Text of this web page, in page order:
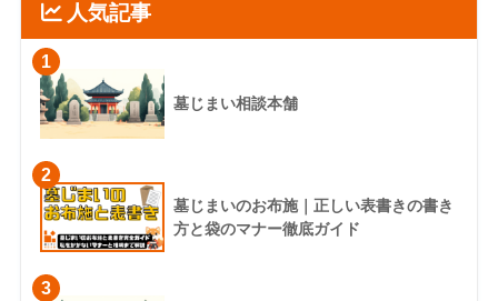
人気記事
1
墓じまい相談本舗
2
墓じまいのお布施｜正しい表書きの書き
方と袋のマナー徹底ガイド
3